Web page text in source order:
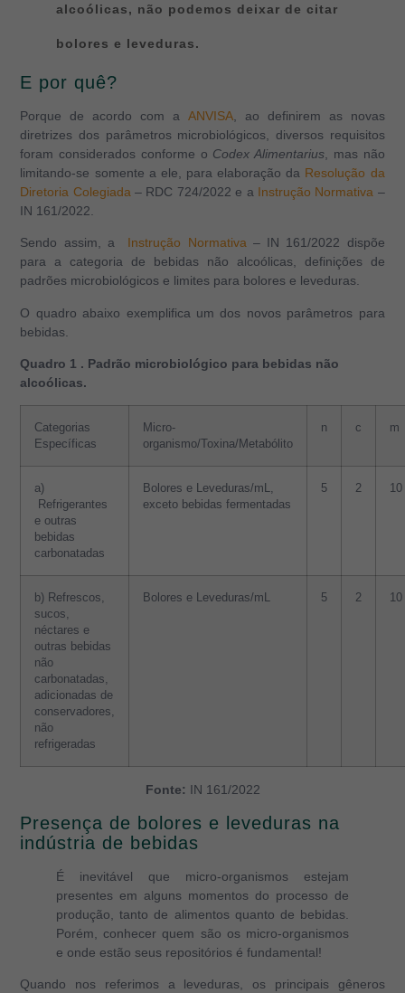
alcoólicas, não podemos deixar de citar
bolores e leveduras.
E por quê?
Porque de acordo com a ANVISA, ao definirem as novas
diretrizes dos parâmetros microbiológicos, diversos requisitos
foram considerados conforme o Codex Alimentarius , mas não
limitando-se somente a ele, para elaboração da Resolução da
Diretoria Colegiada – RDC 724/2022 e a Instrução Normativa –
IN 161/2022.
Sendo assim, a Instrução Normativa – IN 161/2022 dispõe
para a categoria de bebidas não alcoólicas, definições de
padrões microbiológicos e limites para bolores e leveduras.
O quadro abaixo exemplifica um dos novos parâmetros para
bebidas.
Quadro 1 . Padrão microbiológico para bebidas não
alcoólicas.
Categorias
Específicas
Micro-
organismo/Toxina/Metabólito
n c m
a)
Refrigerantes
e outras
bebidas
carbonatadas
Bolores e Leveduras/mL,
exceto bebidas fermentadas
5 2 10
b) Refrescos,
sucos,
néctares e
outras bebidas
não
carbonatadas,
adicionadas de
conservadores,
não
refrigeradas
Bolores e Leveduras/mL 5 2 10
Fonte: IN 161/2022
Presença de bolores e leveduras na
indústria de bebidas
É inevitável que micro-organismos estejam
presentes em alguns momentos do processo de
produção, tanto de alimentos quanto de bebidas.
Porém, conhecer quem são os micro-organismos
e onde estão seus repositórios é fundamental!
Quando nos referimos a leveduras, os principais gêneros